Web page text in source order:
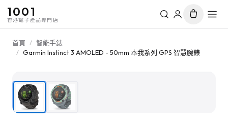
1001
香港電子產品專門店
首頁 / 智能手錶
/ Garmin Instinct 3 AMOLED - 50mm 本我系列 GPS 智慧腕錶